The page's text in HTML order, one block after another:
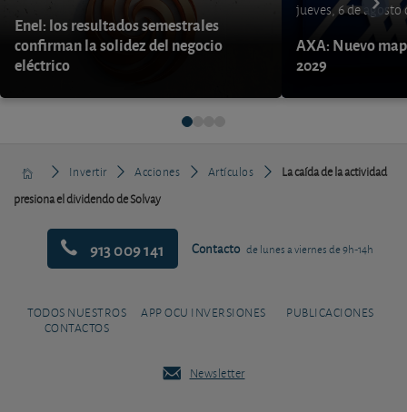
Enel: los resultados semestrales
confirman la solidez del negocio
eléctrico
jueves, 6 de agosto
AXA: Nuevo
2029
Invertir Acciones Artículos
La caída de la actividad
presiona el dividendo de Solvay
913 009 141 Contacto de lunes a viernes de 9h-14h
TODOS NUESTROS
CONTACTOS
APP OCU INVERSIONES PUBLICACIONES
Newsletter